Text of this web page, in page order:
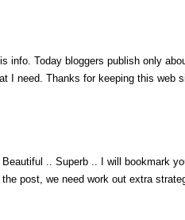
info. Today bloggers publish only
I need. Thanks for keeping this
.. Superb .. I will bookmark
post, we need work out extra